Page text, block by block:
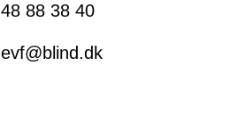
48 88 38 40
evf@blind.dk